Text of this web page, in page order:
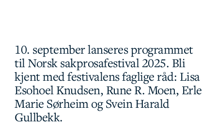
10. september lanseres programmet
til Norsk sakprosafestival 2025. Bli
kjent med festivalens faglige råd: Lisa
Esohoel Knudsen, Rune R. Moen, Erle
Marie Sørheim og Svein Harald
Gullbekk.